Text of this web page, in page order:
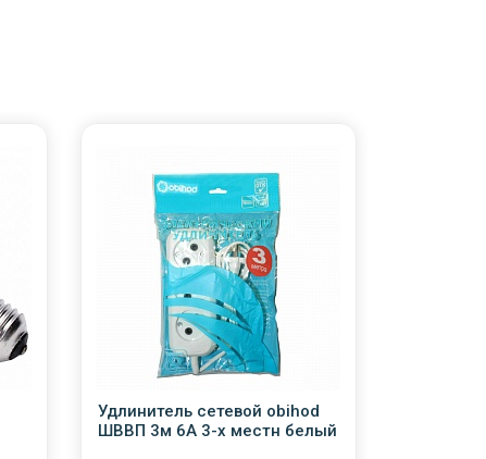
Удлинитель сетевой obihod
ШВВП 3м 6А 3-х местн белый